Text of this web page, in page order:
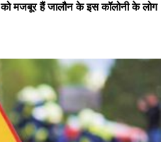
मजबूर हैं जालौन के इस कॉलोनी के लोग